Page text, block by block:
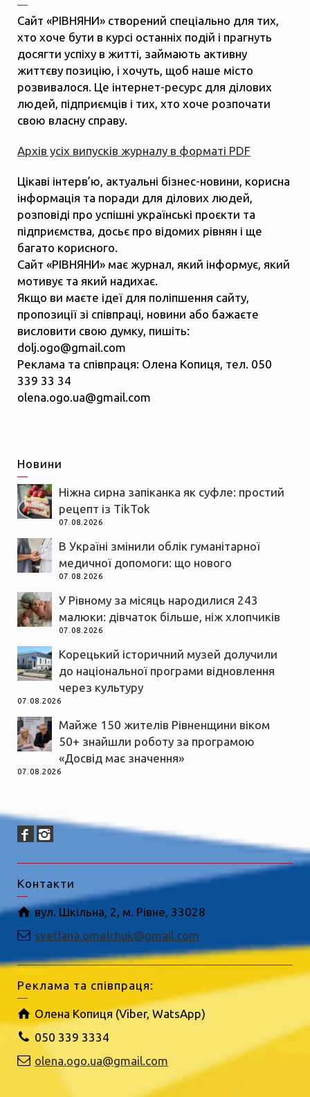
Сайт «РІВНЯНИ» створений спеціально для тих,
хто хоче бути в курсі останніх подій і прагнуть
досягти успіху в житті, займають активну
життєву позицію, і хочуть, щоб наше місто
розвивалося. Це інтернет-ресурс для ділових
людей, підприємців і тих, хто хоче розпочати
свою власну справу.
Архів усіх випусків журналу в форматі PDF
Цікаві інтерв’ю, актуальні бізнес-новини, корисна
інформація та поради для ділових людей,
розповіді про успішні українські проєкти та
підприємства, досьє про відомих рівнян і ще
багато корисного.
Сайт «РІВНЯНИ» має журнал, який інформує, який
мотивує та який надихає.
Якщо ви маєте ідеї для поліпшення сайту,
пропозиції зі співпраці, новини або бажаєте
висловити свою думку, пишіть:
dolj.ogo@gmail.com
Реклама та співпраця: Олена Копиця, тел. 050
339 33 34
olena.ogo.ua@gmail.com
Новини
Ніжна сирна запіканка як суфле: простий
рецепт із TikTok
07.08.2026
В Україні змінили облік гуманітарної
медичної допомоги: що нового
07.08.2026
У Рівному за місяць народилися 243
малюки: дівчаток більше, ніж хлопчиків
07.08.2026
Корецький історичний музей долучили
до національної програми відновлення
через культуру
07.08.2026
Майже 150 жителів Рівненщини віком
50+ знайшли роботу за програмою
«Досвід має значення»
07.08.2026
Контакти
вул. Шкільна, 2, м. Рівне, 33028
svetlana.omelchuk@gmail.com
Реклама та співпраця:
Олена Копиця (Viber, WatsApp)
050 339 3334
olena.ogo.ua@gmail.com